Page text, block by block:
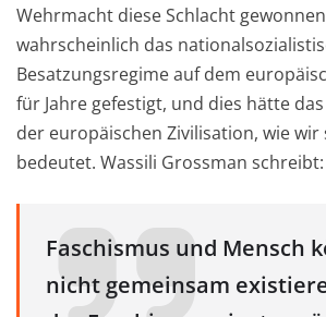
Wehrmacht diese Schlacht
wahrscheinlich das
Besatzungsregime auf dem
für Jahre gefestigt, und dies hätte
der europäischen Zivilisation, wie wir
bedeutet. Wassili Grossman schreibt:
Faschismus und Mensch
nicht gemeinsam